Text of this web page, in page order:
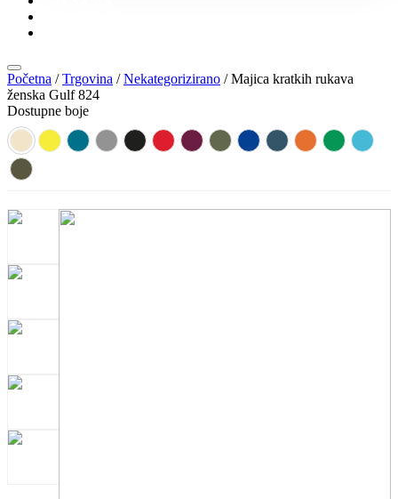
Početna /Trgovina /Nekategorizirano / Majica kratkih rukava
ženska Gulf 824
Dostupne boje